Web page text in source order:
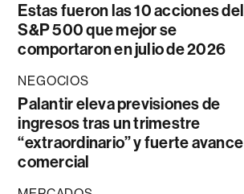
Estas fueron las 10 acciones del
S&P 500 que mejor se
comportaron en julio de 2026
NEGOCIOS
Palantir eleva previsiones de
ingresos tras un trimestre
“extraordinario” y fuerte avance
comercial